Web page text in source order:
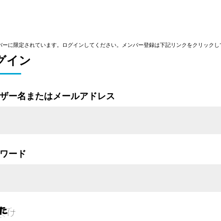
に限定されています。ログインしてください。メンバー登録は下記リンクをクリックし
イン
ー名またはメールアドレス
ード